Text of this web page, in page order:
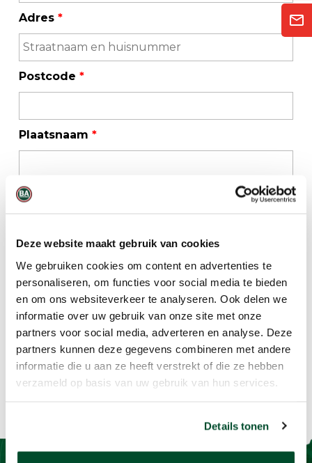
Deze website maakt gebruik van cookies
We gebruiken cookies om content en advertenties te
personaliseren, om functies voor social media te bieden
en om ons websiteverkeer te analyseren. Ook delen we
informatie over uw gebruik van onze site met onze
partners voor social media, adverteren en analyse. Deze
partners kunnen deze gegevens combineren met andere
informatie die u aan ze heeft verstrekt of die ze hebben
verzameld op basis van uw gebruik van hun services.
Details tonen
Adres *
Postcode *
Plaatsnaam *
Telefoonnummer
E-mailadres*